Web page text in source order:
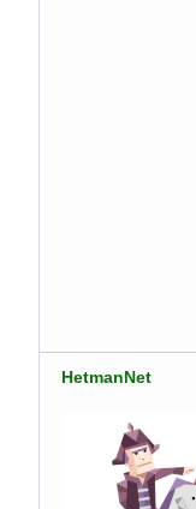
HetmanNet